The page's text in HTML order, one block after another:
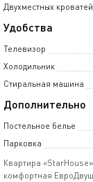
Двухместных кроватей
Удобства
Телевизор
Холодильник
Стиральная машина
Дополнительно
Постельное белье
Парковка
Квартира
комфортная